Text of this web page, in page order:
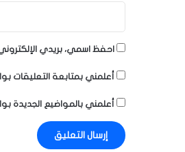
احفظ اسمي، بريدي
أعلمني بمتابعة التعليقات
أعلمني بالمواضيع الجديدة